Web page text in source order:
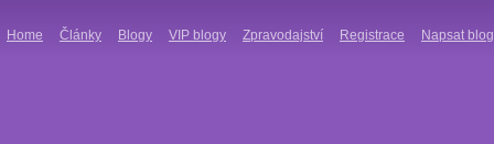
Home Články Blogy VIP blogy Zpravodajství Registrace Napsat blog